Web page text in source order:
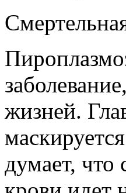
жизней.
думает, что